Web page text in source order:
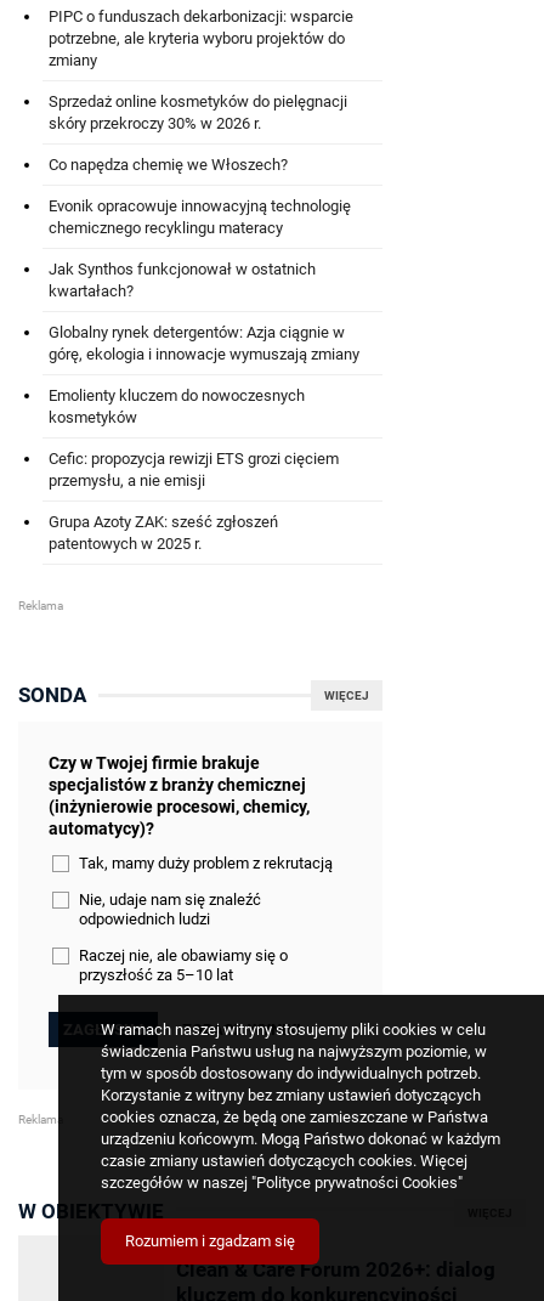
W ramach naszej witryny stosujemy pliki cookies w celu
świadczenia Państwu usług na najwyższym poziomie, w
tym w sposób dostosowany do indywidualnych potrzeb.
Korzystanie z witryny bez zmiany ustawień dotyczących
cookies oznacza, że będą one zamieszczane w Państwa
urządzeniu końcowym. Mogą Państwo dokonać w każdym
czasie zmiany ustawień dotyczących cookies. Więcej
szczegółów w naszej "Polityce prywatności Cookies"
Rozumiem i zgadzam się
PIPC o funduszach dekarbonizacji: wsparcie
potrzebne, ale kryteria wyboru projektów do
zmiany
Sprzedaż online kosmetyków do pielęgnacji
skóry przekroczy 30% w 2026 r.
Co napędza chemię we Włoszech?
Evonik opracowuje innowacyjną technologię
chemicznego recyklingu materacy
Jak Synthos funkcjonował w ostatnich
kwartałach?
Globalny rynek detergentów: Azja ciągnie w
górę, ekologia i innowacje wymuszają zmiany
Emolienty kluczem do nowoczesnych
kosmetyków
Cefic: propozycja rewizji ETS grozi cięciem
przemysłu, a nie emisji
Grupa Azoty ZAK: sześć zgłoszeń
patentowych w 2025 r.
WIĘCEJ
SONDA
Czy w Twojej firmie brakuje
specjalistów z branży chemicznej
(inżynierowie procesowi, chemicy,
automatycy)?
Tak, mamy duży problem z rekrutacją
Nie, udaje nam się znaleźć
odpowiednich ludzi
Raczej nie, ale obawiamy się o
przyszłość za 5–10 lat
ZOBACZ WYNIKI
W OBIEKTYWIE
05 lipca 2026
Clean & Care Forum 2026+: dialog
kluczem do konkurencyjności